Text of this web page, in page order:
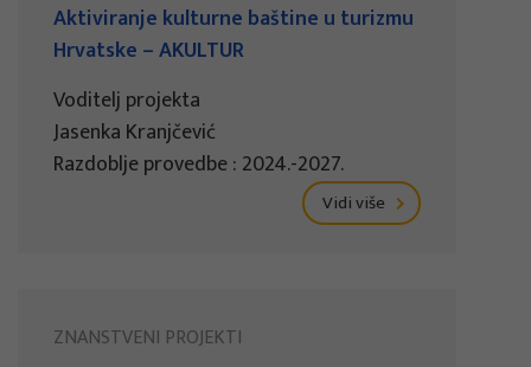
Aktiviranje kulturne baštine u turizmu
Hrvatske – AKULTUR
Voditelj projekta
Jasenka Kranjčević
Razdoblje provedbe : 2024.-2027.
Vidi više
ZNANSTVENI PROJEKTI